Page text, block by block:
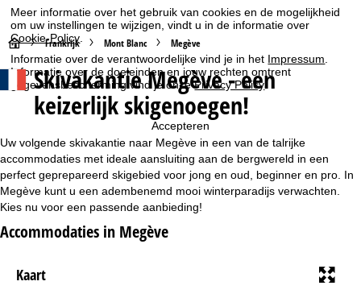
Meer informatie over het gebruik van cookies en de mogelijkheid
om uw instellingen te wijzigen, vindt u in de informatie over
Cookie-Policy
Informatie over de verantwoordelijke vind je in het Impressum
Informatie over de doeleinden en jouw rechten omtrent
gegevensbescherming vind je onzePrivacy Policy .
Accepteren
S
t
r
t
p
a
g
Frankrijk Mont Blanc Megève
Skivakantie Megève - een
keizerlijk skigenoegen!
Uw volgende skivakantie naar Megève in een van de talrijke
accommodaties met ideale aansluiting aan de bergwereld in een
perfect geprepareerd skigebied voor jong en oud, beginner en pro. In
Megève kunt u een adembenemd mooi winterparadijs verwachten.
Kies nu voor een passende aanbieding!
Accommodaties in Megève
Kaart